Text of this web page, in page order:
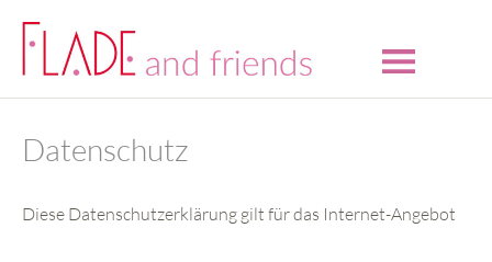
Datenschutz
Diese Datenschutzerklärung gilt für das Internet-Angebot